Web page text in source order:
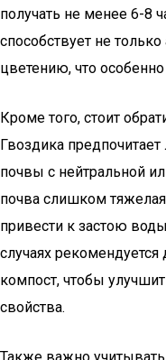
получать не менее 6-8
способствует не
цветению, что
Кроме того, стоит
Гвоздика
почвы с нейтральной
почва слишком
привести к застою
случаях
компост, чтобы
свойства.